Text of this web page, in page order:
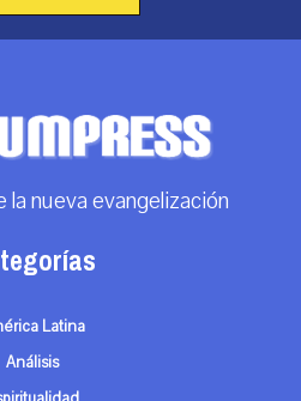
la nueva evangelización
Latina
Análisis